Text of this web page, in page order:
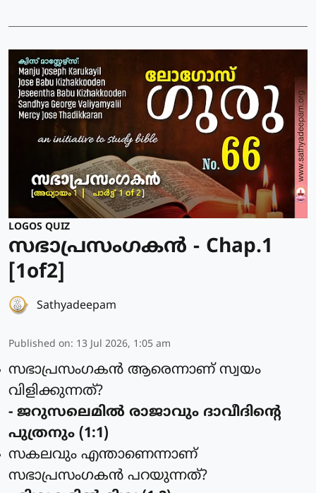
LOGOS QUIZ
സഭാപ്രസംഗകൻ - Chap.1
[1of2]
Sathyadeepam
Published on: 13 Jul 2026, 1:05 am
സഭാപ്രസംഗകന്‍ ആരെന്നാണ് സ്വയം
വിളിക്കുന്നത്?
- ജറുസലെമില്‍ രാജാവും ദാവീദിന്റെ
പുത്രനും (1:1)
സകലവും എന്താണെന്നാണ്
സഭാപ്രസംഗകന്‍ പറയുന്നത്?